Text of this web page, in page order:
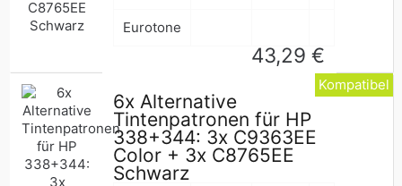
Eurotone
Normaler
Preis
43,29 €
6x Alternative
Tintenpatronen für HP
338+344: 3x C9363EE
Color + 3x C8765EE
Schwarz
Kompatibel